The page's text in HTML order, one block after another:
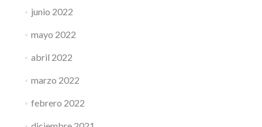
junio 2022
mayo 2022
abril 2022
marzo 2022
febrero 2022